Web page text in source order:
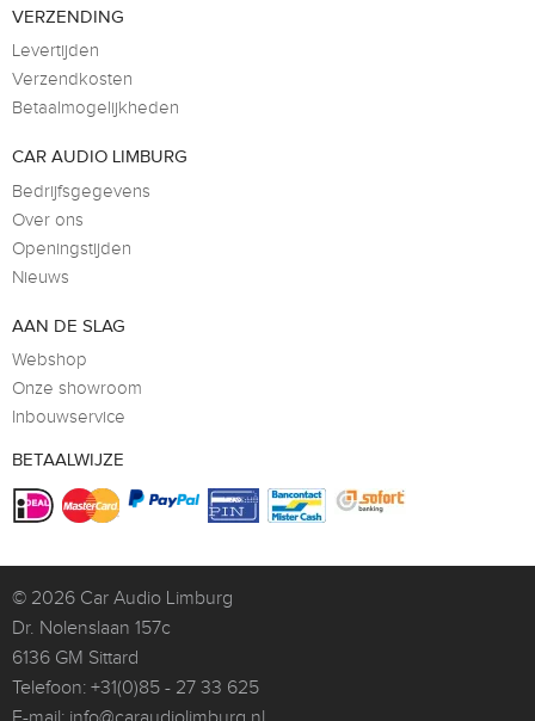
VERZENDING
Levertijden
Verzendkosten
Betaalmogelijkheden
CAR AUDIO LIMBURG
Bedrijfsgegevens
Over ons
Openingstijden
Nieuws
AAN DE SLAG
Webshop
Onze showroom
Inbouwservice
BETAALWIJZE
© 2026 Car Audio Limburg
Dr. Nolenslaan 157c
6136 GM Sittard
Telefoon: +31(0)85 - 27 33 625